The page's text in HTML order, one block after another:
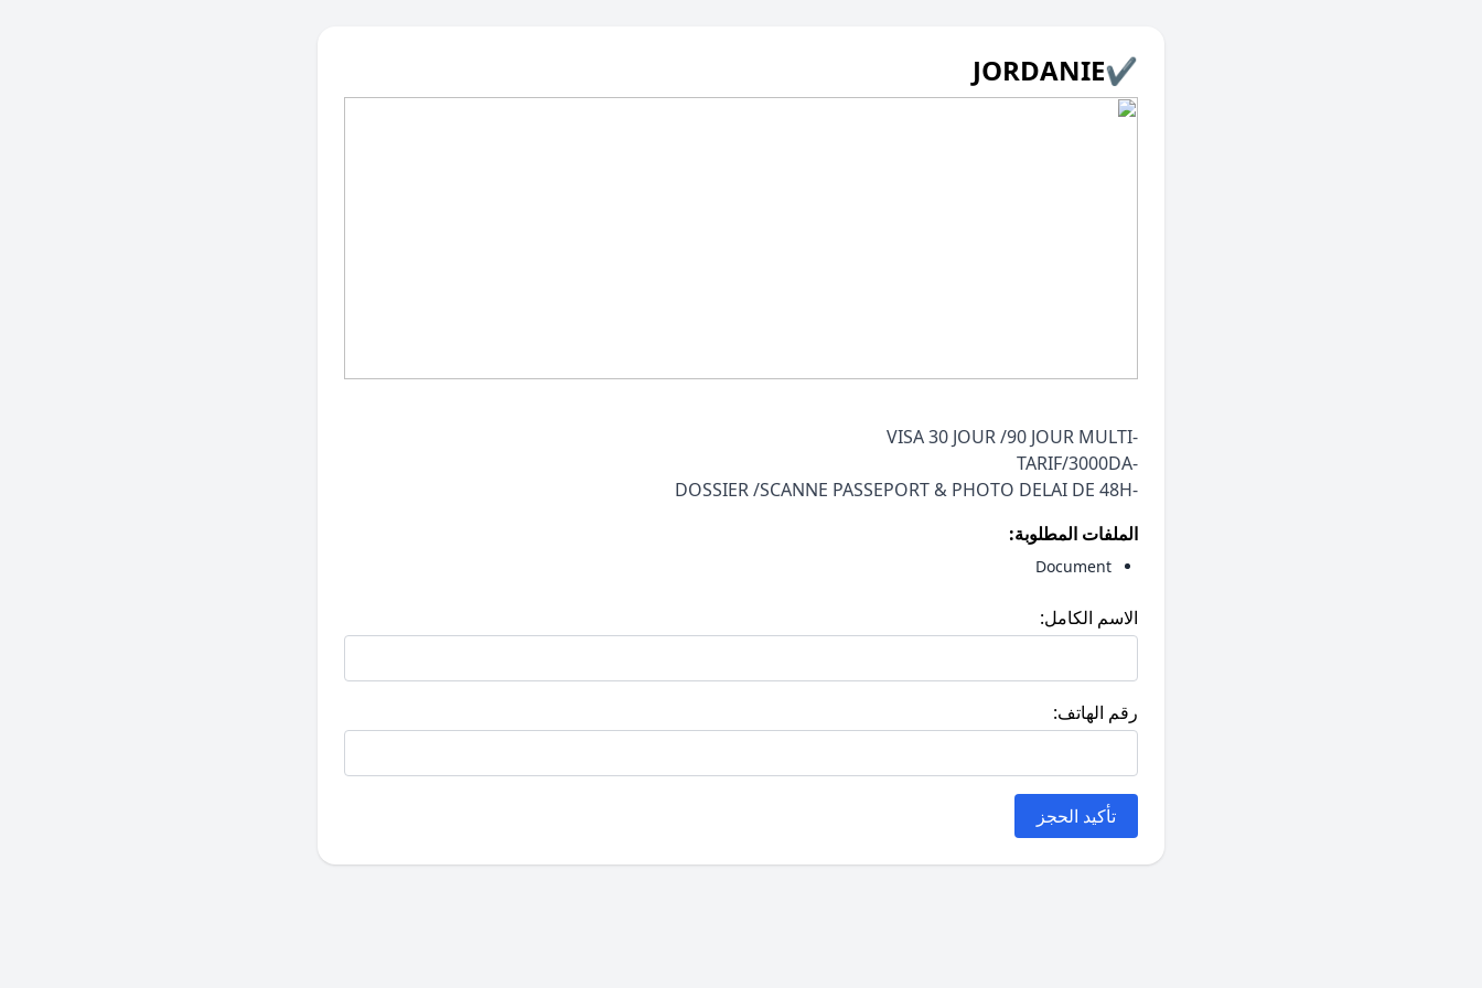
✔JORDANIE
-DOSSIER /SCANNE PASSEPORT & PHOTO DELAI DE 48H
الملفات المطلوبة:
Document
الاسم الكامل:
رقم الهاتف:
تأكيد الحجز